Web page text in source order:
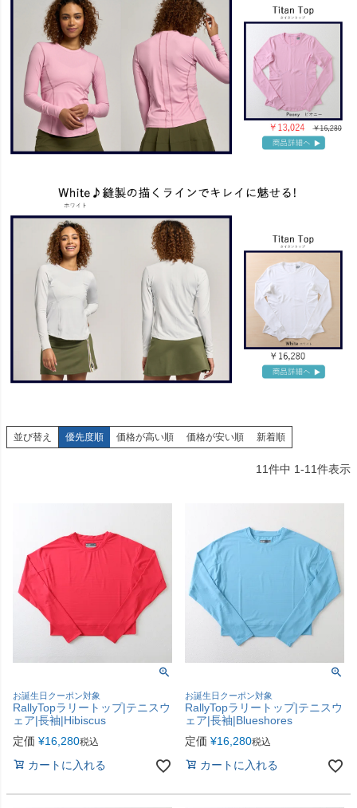
並び替え 優先度順 価格が高い順 価格が安い順 新着順
11件中 1-11件表示
お誕生日クーポン対象
RallyTopラリートップ|テニスウ
ェア|長袖|Hibiscus
定価 ¥16,280税込
カートに入れる
お誕生日クーポン対象
RallyTopラリートップ|テニスウ
ェア|長袖|Blueshores
定価 ¥16,280税込
カートに入れる